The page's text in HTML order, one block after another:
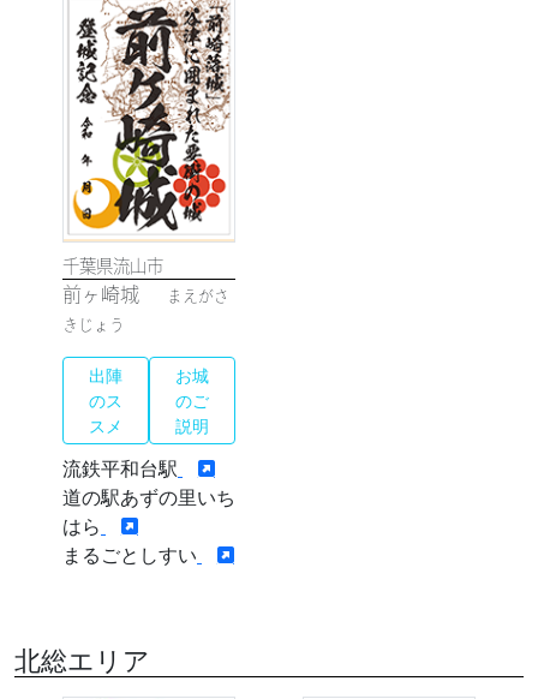
千葉県流山市
前ヶ崎城
まえがさ
きじょう
出陣
のス
スメ
お城
のご
説明
流鉄平和台駅
道の駅あずの里いち
はら
まるごとしすい
北総エリア